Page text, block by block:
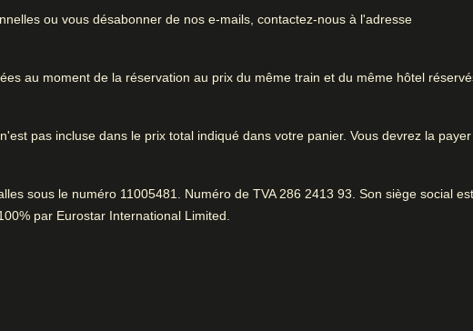
House Museum
Excellent hôtel pour se relaxer. Grandes chambres
Pendant que vous êtes à Amsterdam
ville facile d'accès disent 76%.
ou vous désabonner de nos e-mails, contactez-nous à l'adresse
au moment de la réservation au prix du même train et du même hôtel
pas incluse dans le prix total indiqué dans votre panier. Vous devrez la
sous le numéro 11005481. Numéro de TVA 286 2413 93. Son siège social
par Eurostar International Limited.